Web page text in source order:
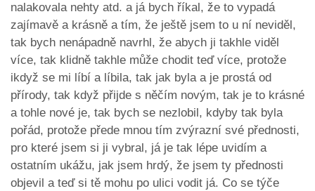
nalakovala nehty atd. a já bych říkal, že to vypadá
zajímavě a krásně a tím, že ještě jsem to u ní neviděl,
tak bych nenápadně navrhl, že abych ji takhle viděl
více, tak klidně takhle může chodit teď více, protože
ikdyž se mi líbí a líbila, tak jak byla a je prostá od
přírody, tak když přijde s něčím novým, tak je to krásné
a tohle nové je, tak bych se nezlobil, kdyby tak byla
pořád, protože přede mnou tím zvýrazní své přednosti,
pro které jsem si ji vybral, já je tak lépe uvidím a
ostatním ukážu, jak jsem hrdý, že jsem ty přednosti
objevil a teď si tě mohu po ulici vodit já. Co se týče